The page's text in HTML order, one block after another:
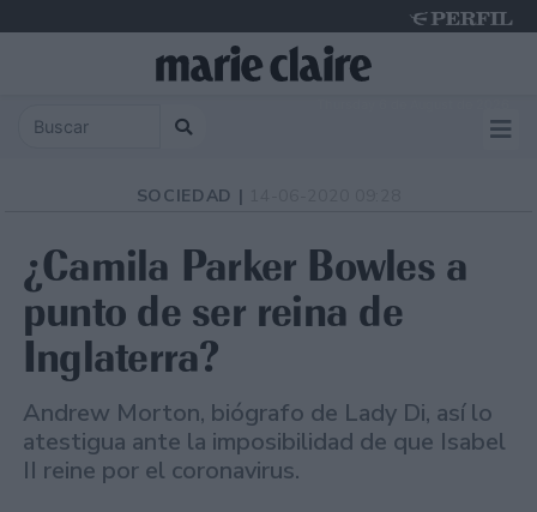
SOCIEDAD |
¿Camila Parker Bowles a
punto de ser reina de
Inglaterra?
Andrew Morton, biógrafo de Lady Di, así lo
atestigua ante la imposibilidad de que Isabel
II reine por el coronavirus.